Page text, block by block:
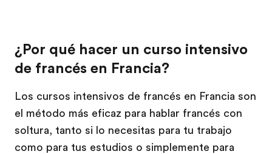
¿Por qué hacer un curso intensivo
de francés en Francia?
Los cursos intensivos de francés en Francia son
el método más eficaz para hablar francés con
soltura, tanto si lo necesitas para tu trabajo
como para tus estudios o simplemente para